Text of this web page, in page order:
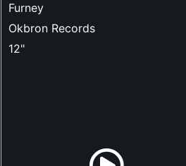
Furney
Okbron Records
12"